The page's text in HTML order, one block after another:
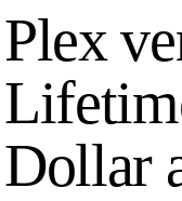
Plex
Dollar